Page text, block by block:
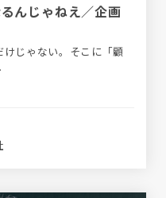
んじゃねえ／企画
じゃない。そこに「顧